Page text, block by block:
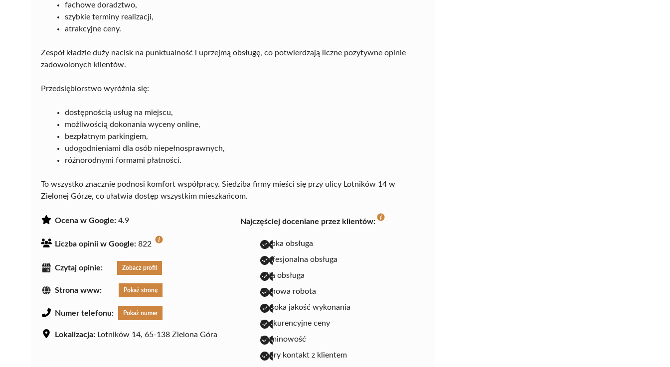
fachowe doradztwo,
szybkie terminy realizacji,
atrakcyjne ceny.
Zespół kładzie duży nacisk na punktualność i uprzejmą obsługę, co potwierdzają liczne pozytywne opinie
zadowolonych klientów.
Przedsiębiorstwo wyróżnia się:
dostępnością usług na miejscu,
możliwością dokonania wyceny online,
bezpłatnym parkingiem,
udogodnieniami dla osób niepełnosprawnych,
różnorodnymi formami płatności.
To wszystko znacznie podnosi komfort współpracy. Siedziba firmy mieści się przy ulicy Lotników 14 w
Zielonej Górze, co ułatwia dostęp wszystkim mieszkańcom.
Ocena w Google: 4.9
Liczba opinii w Google: 822
Czytaj opinie: Zobacz profil
Strona www: Pokaż stronę
Numer telefonu: Pokaż numer
Lokalizacja: Lotników 14, 65-138 Zielona Góra
Najczęściej doceniane przez klientów:
szybka obsługa
profesjonalna obsługa
miła obsługa
fachowa robota
wysoka jakość wykonania
konkurencyjne ceny
terminowość
dobry kontakt z klientem